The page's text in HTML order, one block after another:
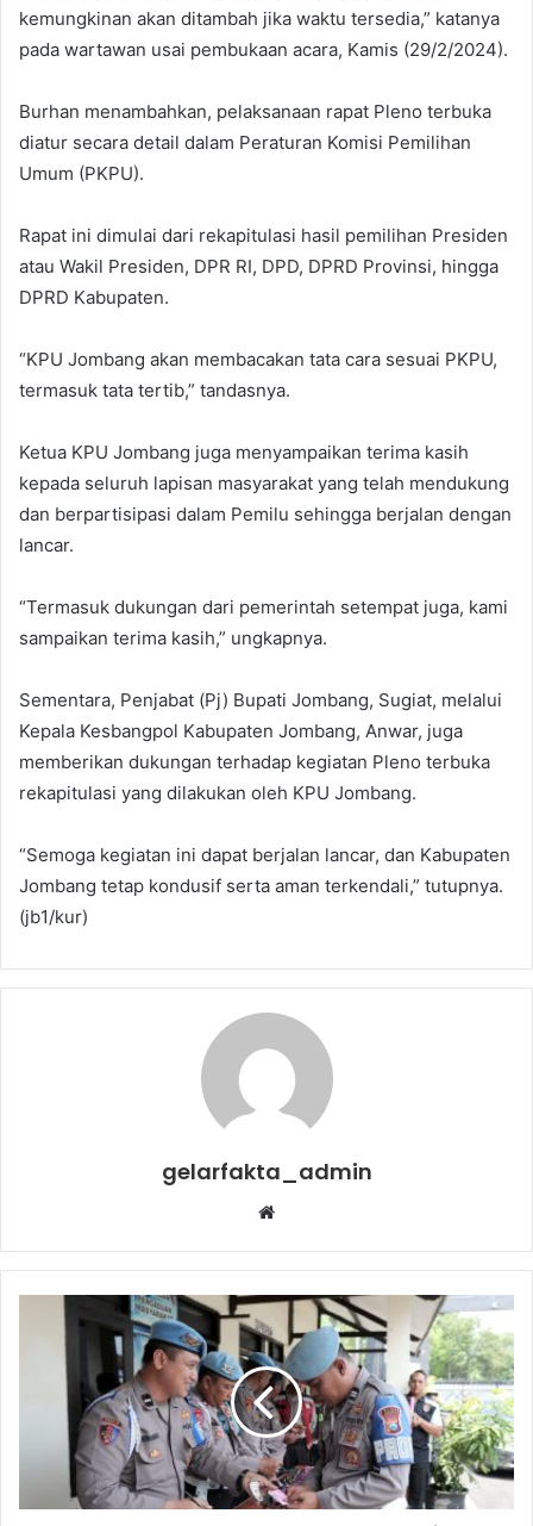
kemungkinan akan ditambah jika waktu tersedia,” katanya
pada wartawan usai pembukaan acara, Kamis (29/2/2024).
Burhan menambahkan, pelaksanaan rapat Pleno terbuka
diatur secara detail dalam Peraturan Komisi Pemilihan
Umum (PKPU).
Rapat ini dimulai dari rekapitulasi hasil pemilihan Presiden
atau Wakil Presiden, DPR RI, DPD, DPRD Provinsi, hingga
DPRD Kabupaten.
“KPU Jombang akan membacakan tata cara sesuai PKPU,
termasuk tata tertib,” tandasnya.
Ketua KPU Jombang juga menyampaikan terima kasih
kepada seluruh lapisan masyarakat yang telah mendukung
dan berpartisipasi dalam Pemilu sehingga berjalan dengan
lancar.
“Termasuk dukungan dari pemerintah setempat juga, kami
sampaikan terima kasih,” ungkapnya.
Sementara, Penjabat (Pj) Bupati Jombang, Sugiat, melalui
Kepala Kesbangpol Kabupaten Jombang, Anwar, juga
memberikan dukungan terhadap kegiatan Pleno terbuka
rekapitulasi yang dilakukan oleh KPU Jombang.
“Semoga kegiatan ini dapat berjalan lancar, dan Kabupaten
Jombang tetap kondusif serta aman terkendali,” tutupnya.
(jb1/kur)
gelarfakta_admin
Website